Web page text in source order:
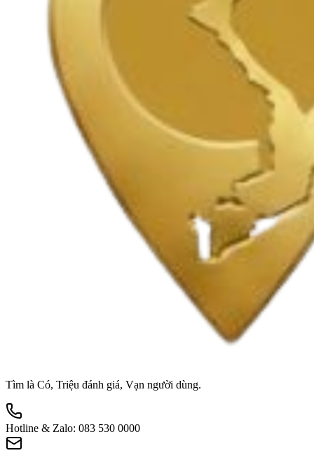
Tìm là Có, Triệu đánh giá, Vạn người dùng.
Hotline & Zalo: 083 530 0000